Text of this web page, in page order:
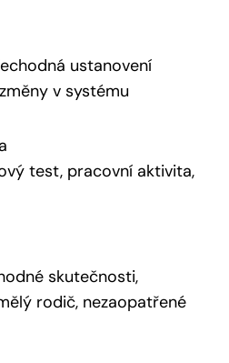
ustanovení
v systému
test, pracovní aktivita,
skutečnosti,
rodič, nezaopatřené